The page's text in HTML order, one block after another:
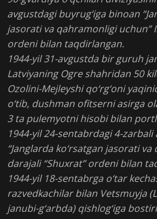
avgustdagi buyrug‘iga binoan
jasorati va qahramonligi uchun”
ordeni bilan taqdirlangan.
1944-yil 31-avgustda bir guruh
Latviyaning Ogre shahridan 50
Ozolini-Mejleyshi qo‘rg‘oni
o‘tib, dushman ofitserni asirga
3 ta pulemyotni hisobi bilan
1944-yil 24-sentabrdagi 4-
“Janglarda ko‘rsatgan jasorati
darajali “Shuxrat” ordeni bilan
1944-yil 18-sentabrga o‘tar
razvedkachilar bilan Vetsmuyja
janubi-g‘arbda) qishlog‘iga